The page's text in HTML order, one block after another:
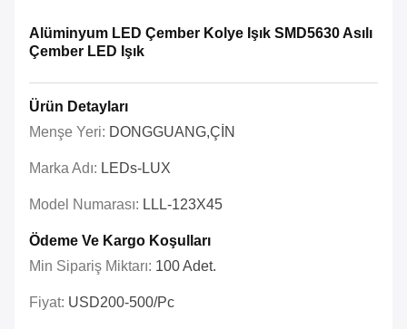
Alüminyum LED Çember Kolye Işık SMD5630 Asılı
Çember LED Işık
Ürün Detayları
Menşe Yeri: DONGGUANG,ÇİN
Marka Adı: LEDs-LUX
Model Numarası: LLL-123X45
Ödeme Ve Kargo Koşulları
Min Sipariş Miktarı: 100 Adet.
Fiyat: USD200-500/pc